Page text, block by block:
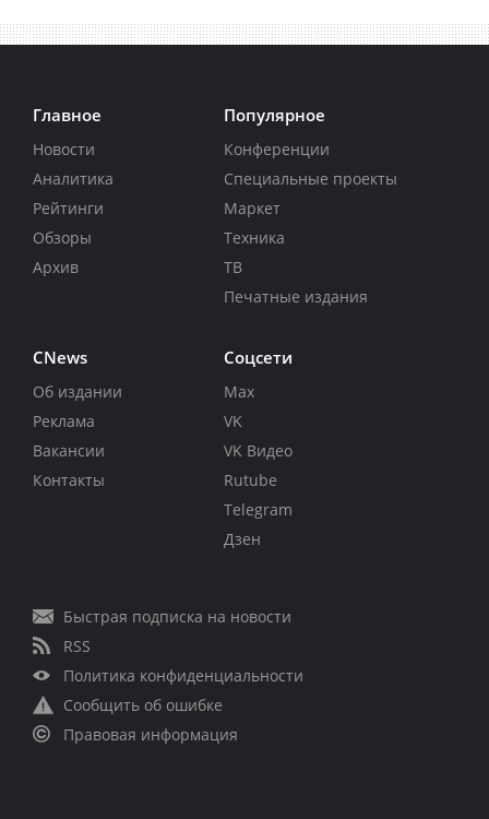
Главное
Новости
Аналитика
Рейтинги
Обзоры
Архив
Популярное
Конференции
Специальные проекты
Маркет
Техника
ТВ
Печатные издания
CNews
Об издании
Реклама
Вакансии
Контакты
Соцсети
Max
VK
VK Видео
Rutube
Telegram
Дзен
Быстрая подписка на новости
RSS
Политика конфиденциальности
Сообщить об ошибке
Правовая информация